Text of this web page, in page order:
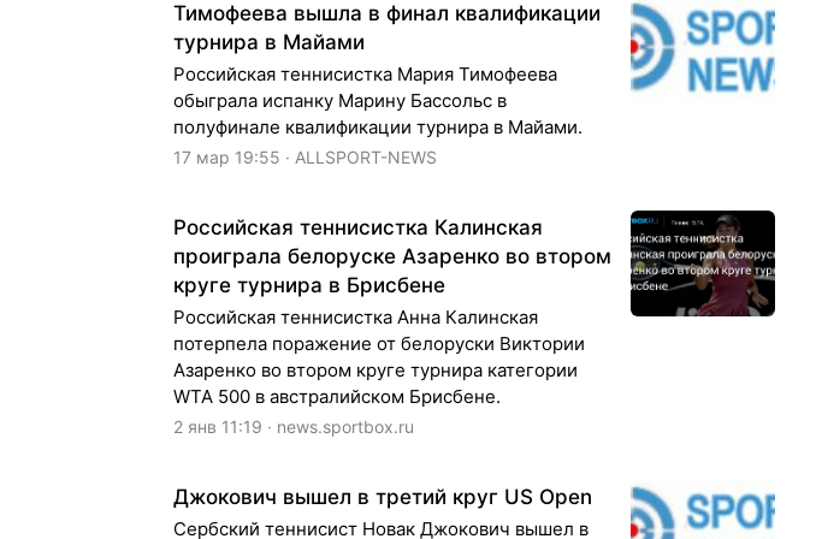
Тимофеева вышла в финал квалификации
турнира в Майами
Российская теннисистка Мария Тимофеева
обыграла испанку Марину Бассольс в
полуфинале квалификации турнира в Майами.
17 мар 19:55 · ALLSPORT-NEWS
Российская теннисистка Калинская
проиграла белоруске Азаренко во втором
круге турнира в Брисбене
Российская теннисистка Анна Калинская
потерпела поражение от белоруски Виктории
Азаренко во втором круге турнира категории
WTA 500 в австралийском Брисбене.
2 янв 11:19 · news.sportbox.ru
Джокович вышел в третий круг US Open
Сербский теннисист Новак Джокович вышел в